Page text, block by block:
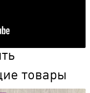
товары